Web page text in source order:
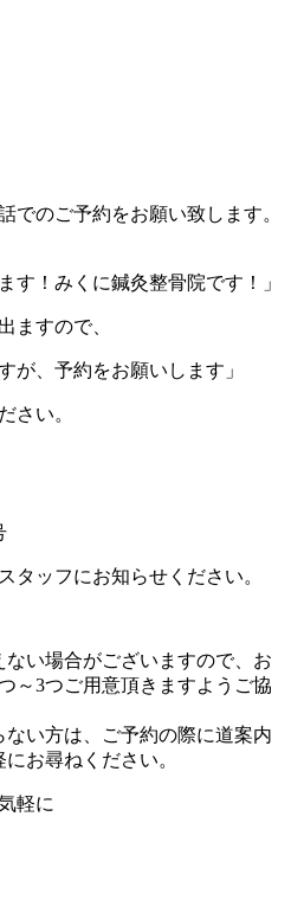
でのご予約をお願い致します。
す！みくに鍼灸整骨院です！」
ますので、
が、予約をお願いします」
さい。
タッフにお知らせください。
い場合がございますので、お
～3つご用意頂きますようご協
い方は、ご予約の際に道案内
お尋ねください。
軽に